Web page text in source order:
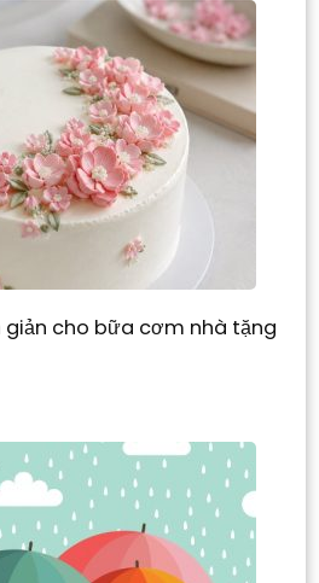
giản cho bữa cơm nhà tặng